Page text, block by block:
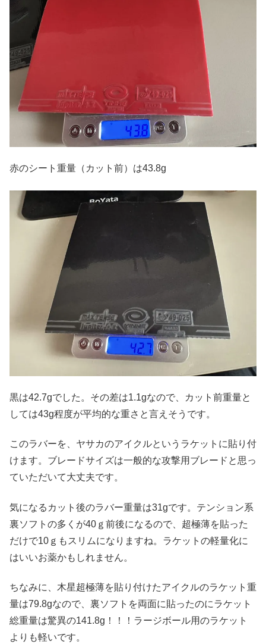
赤のシート重量（カット前）は43.8g
黒は42.7gでした。その差は1.1gなので、カット前重量と
しては43g程度が平均的な重さと言えそうです。
このラバーを、ヤサカのアイクルというラケットに貼り付
けます。ブレードサイズは一般的な攻撃用ブレードと思っ
ていただいて大丈夫です。
気になるカット後のラバー重量は31gです。テンション系
裏ソフトの多くが40ｇ前後になるので、超極薄を貼った
だけで10ｇもスリムになりますね。ラケットの軽量化に
はいいお薬かもしれません。
ちなみに、木星超極薄を貼り付けたアイクルのラケット重
量は79.8gなので、裏ソフトを両面に貼ったのにラケット
総重量は驚異の141.8g！！！ラージボール用のラケット
よりも軽いです。